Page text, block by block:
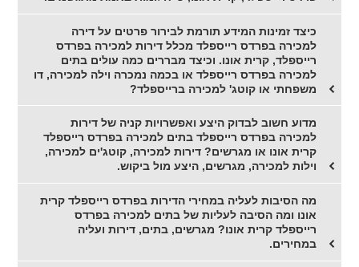
כיצד זמינות המידע תורמת לבירור פרטים על דירה
למכירה בפרדס רייספלד מכלל דירות למכירה בפרדס
רייספלד, קרית אונו. וכיצד מבררים כמה עולים בתים
למכירה בפרדס רייספלד או בכמה נמכרה וילה למכירה, דו
משפחתי או קוטג' למכירה ברייספלד?
מדוע חשוב לבדוק היצע ואפשרויות קניה של דירות
למכירה בפרדס רייספלד בתים למכירה בפרדס רייספלד
קרית אונו או מגרשים? דירות למכירה, קוטג'ים למכירה,
וילות למכירה, מגרשים, היצע מול ביקוש.
מה הסיבות לעליה במחירי הדירות בפרדס רייספלד קרית
אונו ומה הסיבה לעליות של בתים למכירה בפרדס
רייספלד קרית אונו? מגרשים, בתים, דירות ועליה
במחירים.